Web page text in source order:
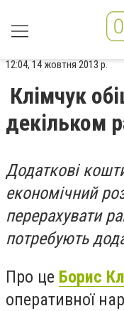
12:04, 14 жовтня 2013 р.
Клімчук
декільком
Додаткові
економічний
перерахувати
потребують
Про це Борис
оперативної